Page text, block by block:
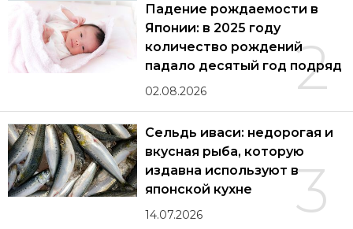
2
Падение рождаемости в
Японии: в 2025 году
количество рождений
падало десятый год подряд
02.08.2026
3
Сельдь иваси: недорогая и
вкусная рыба, которую
издавна используют в
японской кухне
14.07.2026